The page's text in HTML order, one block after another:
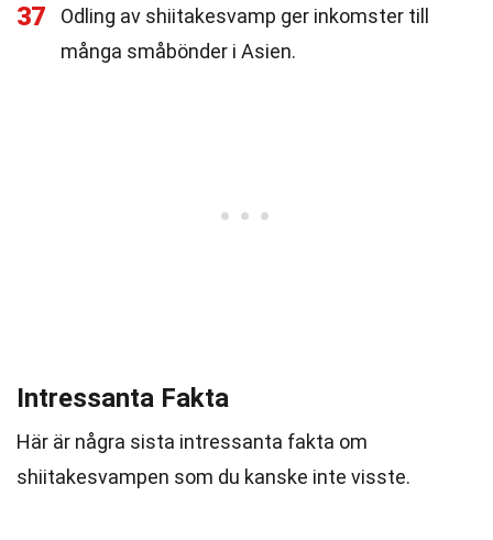
37
Odling av shiitakesvamp ger inkomster till
många småbönder i Asien.
Intressanta Fakta
Här är några sista intressanta fakta om
shiitakesvampen som du kanske inte visste.